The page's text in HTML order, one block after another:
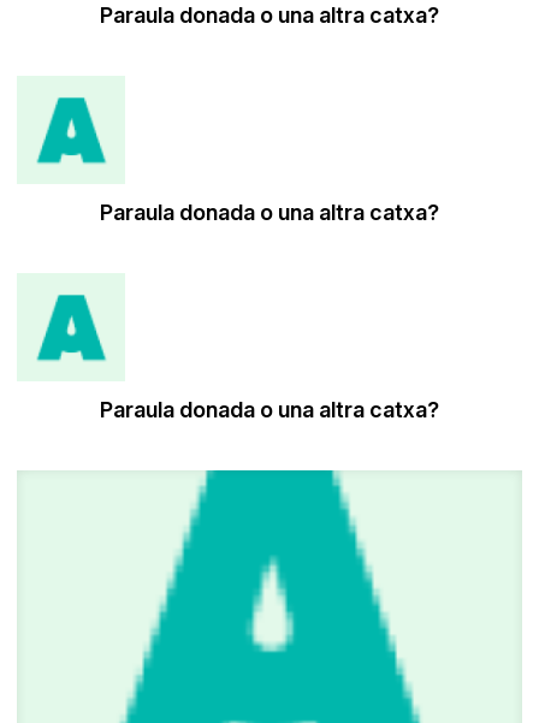
Paraula donada o una altra catxa?
Paraula donada o una altra catxa?
Paraula donada o una altra catxa?